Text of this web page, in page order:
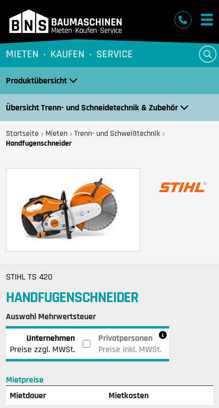
MIETEN KAUFEN SERVICE
Produktübersicht
Übersicht Trenn- und Schneidetechnik & Zubehör
Startseite Mieten
Trenn- und Schweißtechnik
Handfugenschneider
STIHL TS 420
HANDFUGENSCHNEIDER
Auswahl Mehrwertsteuer
Unternehmen
Preise zzgl. MWSt.
Privatpersonen
Preise inkl. MWSt.
Mietpreise
Mietdauer
Mietkosten